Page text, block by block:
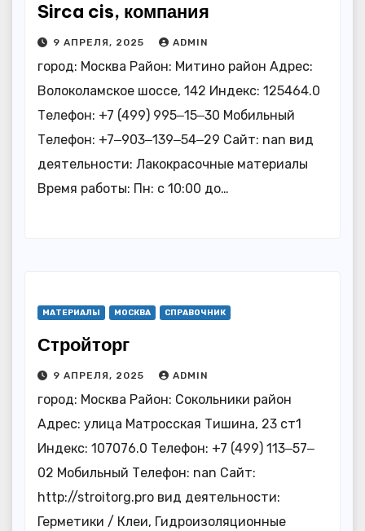
Sirca cis, компания
9 АПРЕЛЯ, 2025 ADMIN
город: Москва Район: Митино район Адрес:
Волоколамское шоссе, 142 Индекс: 125464.0
Телефон: +7 (499) 995‒15‒30 Мобильный
Телефон: +7‒903‒139‒54‒29 Сайт: nan вид
деятельности: Лакокрасочные материалы
Время работы: Пн: с 10:00 до…
МАТЕРИАЛЫ МОСКВА СПРАВОЧНИК
Стройторг
9 АПРЕЛЯ, 2025 ADMIN
город: Москва Район: Сокольники район
Адрес: улица Матросская Тишина, 23 ст1
Индекс: 107076.0 Телефон: +7 (499) 113‒57‒
02 Мобильный Телефон: nan Сайт:
http://stroitorg.pro вид деятельности:
Герметики / Клеи, Гидроизоляционные